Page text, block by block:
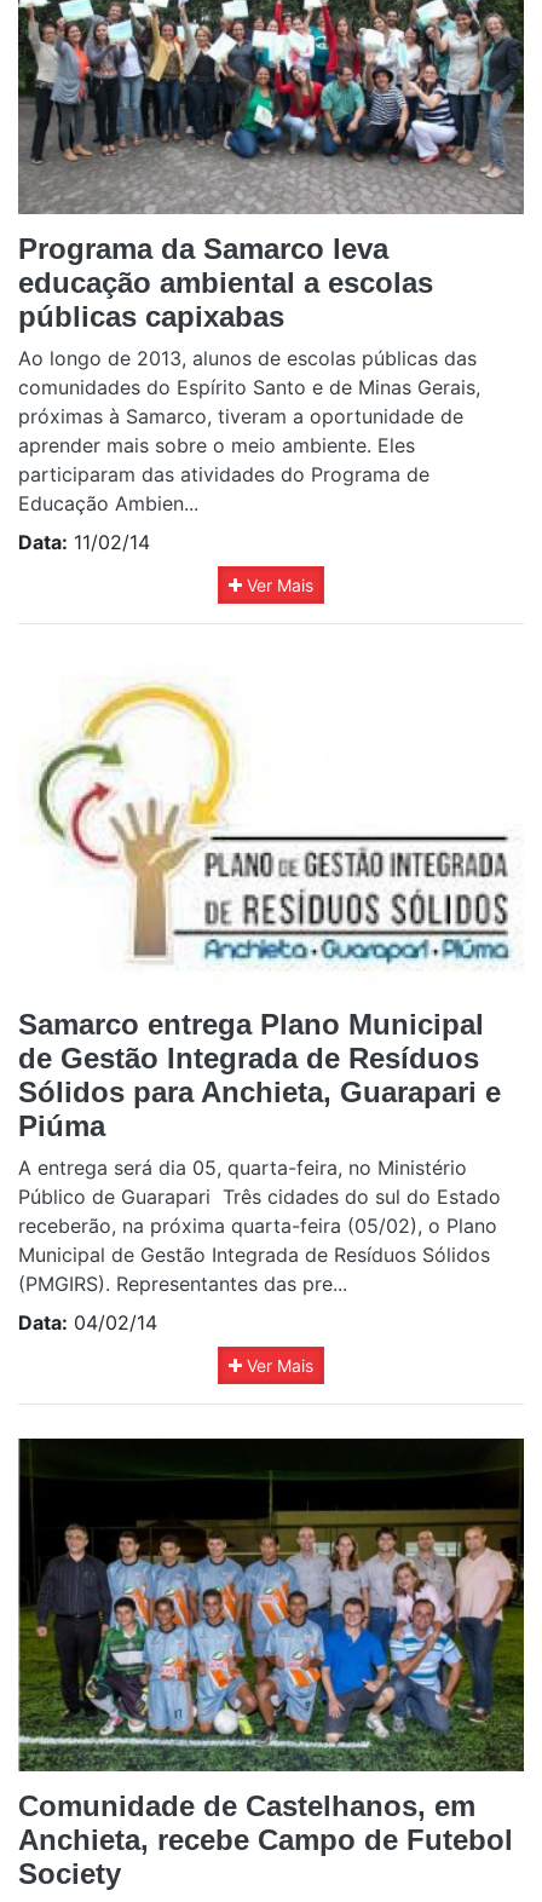
Programa da Samarco leva
educação ambiental a escolas
públicas capixabas
Ao longo de 2013, alunos de escolas públicas das
comunidades do Espírito Santo e de Minas Gerais,
próximas à Samarco, tiveram a oportunidade de
aprender mais sobre o meio ambiente. Eles
participaram das atividades do Programa de
Educação Ambien...
Data: 11/02/14
Ver Mais
Samarco entrega Plano Municipal
de Gestão Integrada de Resíduos
Sólidos para Anchieta, Guarapari e
Piúma
A entrega será dia 05, quarta-feira, no Ministério
Público de Guarapari Três cidades do sul do Estado
receberão, na próxima quarta-feira (05/02), o Plano
Municipal de Gestão Integrada de Resíduos Sólidos
(PMGIRS). Representantes das pre...
Data: 04/02/14
Ver Mais
Comunidade de Castelhanos, em
Anchieta, recebe Campo de Futebol
Society